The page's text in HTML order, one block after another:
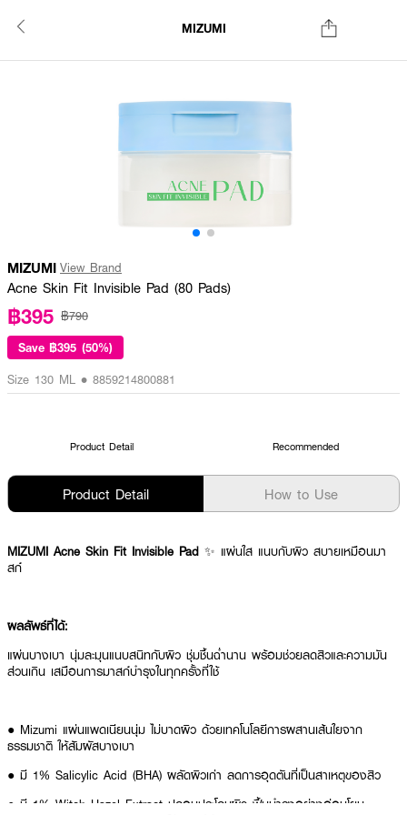
MIZUMI
MIZUMI View Brand
Acne Skin Fit Invisible Pad (80 Pads)
฿395 ฿790
Save ฿395 (50%)
Size 130 ML • 8859214800881
Product Detail Recommended
Product Detail How to Use
MIZUMI Acne Skin Fit Invisible Pad ✨ แผ่นใส แนบกับผิว สบายเหมือนมา
สก์
ผลลัพธ์ที่ได้:
แผ่นบางเบา นุ่มละมุนแนบสนิทกับผิว ชุ่มชื้นฉ่ำนาน พร้อมช่วยลดสิวและความมัน
ส่วนเกิน เสมือนการมาสก์บำรุงในทุกครั้งที่ใช้
● Mizumi แผ่นแพดเนียนนุ่ม ไม่บาดผิว ด้วยเทคโนโลยีการผสานเส้นใยจาก
ธรรมชาติ ให้สัมผัสบางเบา
● มี 1% Salicylic Acid (BHA) ผลัดผิวเก่า ลดการอุดตันที่เป็นสาเหตุของสิว
● มี 1% Witch Hazel Extract ปลอบประโลมผิว ฟื้นบำรุงอย่างอ่อนโยน